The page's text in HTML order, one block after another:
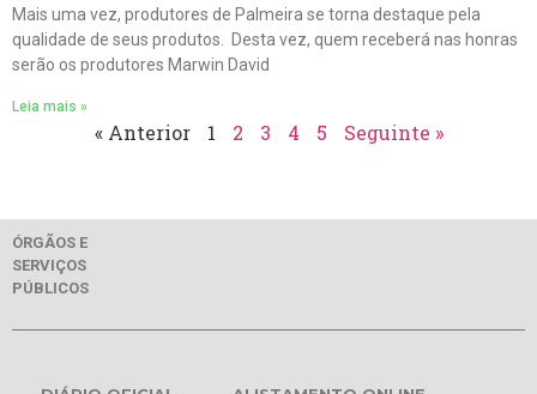
Mais uma vez, produtores de Palmeira se torna destaque pela
qualidade de seus produtos. Desta vez, quem receberá nas honras
serão os produtores Marwin David
Leia mais »
« Anterior 1 2 3 4 5 Seguinte »
ÓRGÃOS E
SERVIÇOS
PÚBLICOS